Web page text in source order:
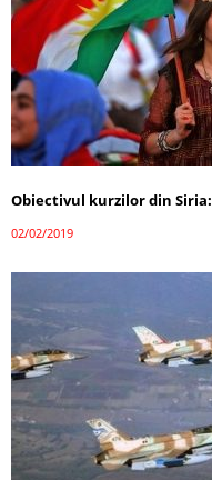
Obiectivul kurzilor din
02/02/2019